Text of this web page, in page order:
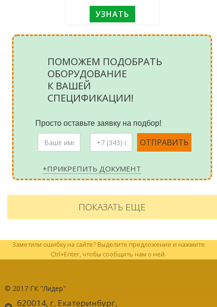
УЗНАТЬ
ПОМОЖЕМ ПОДОБРАТЬ
ОБОРУДОВАНИЕ
К ВАШЕЙ
СПЕЦИФИКАЦИИ!
Просто оставьте заявку на подбор!
+ПРИКРЕПИТЬ ДОКУМЕНТ
ПОКАЗАТЬ ЕЩЕ
Заметили ошибку на сайте? Выделите предложение и нажмите
Ctrl+Enter, чтобы сообщить нам о ней.
© 2017 ГК "Лидер"
620014, г. Екатеринбург,